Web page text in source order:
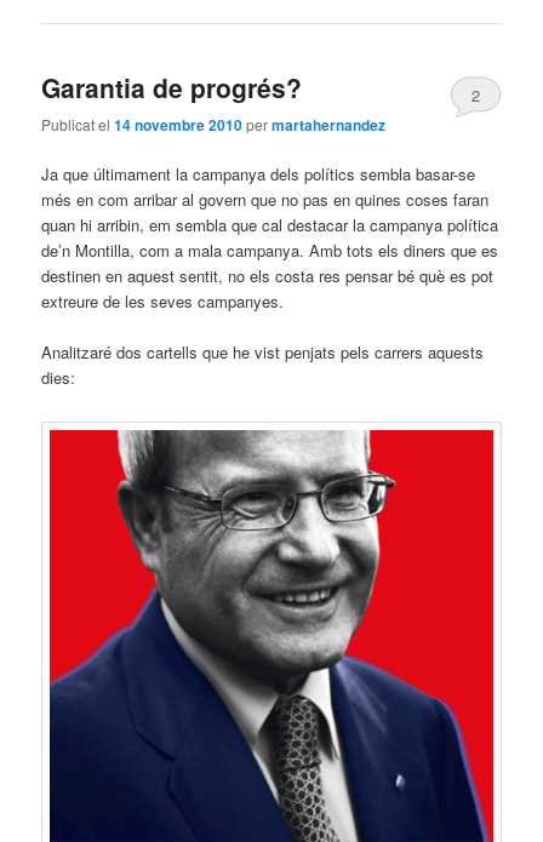
Garantia de progrés?
Publicat el14 novembre 2010permartahernandez
2
Ja que últimament la campanya dels polítics sembla basar-se
més en com arribar al govern que no pas en quines coses faran
quan hi arribin, em sembla que cal destacar la campanya política
de’n Montilla, com a mala campanya. Amb tots els diners que es
destinen en aquest sentit, no els costa res pensar bé què es pot
extreure de les seves campanyes.
Analitzaré dos cartells que he vist penjats pels carrers aquests
dies: